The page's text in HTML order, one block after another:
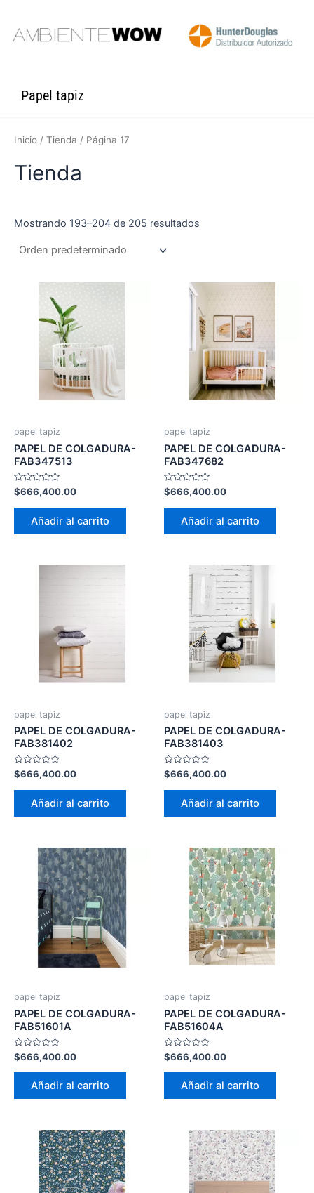
contenido
Papel tapiz
Inicio / Tienda / Página 17
Tienda
Mostrando 193–204 de 205 resultados
papel tapiz
PAPEL DE COLGADURA-
FAB347513
Valorado
con
0
$666,400.00
Añadir al carrito
papel tapiz
PAPEL DE COLGADURA-
FAB347682
Valorado
con
0
$666,400.00
Añadir al carrito
papel tapiz
PAPEL DE COLGADURA-
FAB381402
Valorado
con
0
$666,400.00
Añadir al carrito
papel tapiz
PAPEL DE COLGADURA-
FAB381403
Valorado
con
0
$666,400.00
Añadir al carrito
papel tapiz
PAPEL DE COLGADURA-
FAB51601A
Valorado
con
0
$666,400.00
Añadir al carrito
papel tapiz
PAPEL DE COLGADURA-
FAB51604A
Valorado
con
0
$666,400.00
Añadir al carrito